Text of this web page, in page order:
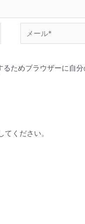
るためブラウザーに自
てください。